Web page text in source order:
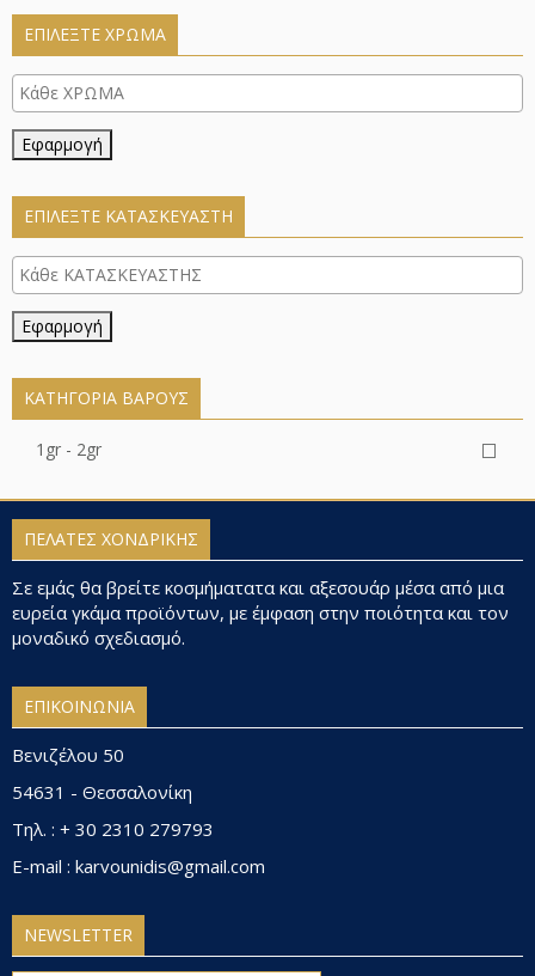
ΕΠΙΛΈΞΤΕ ΧΡΏΜΑ
Εφαρμογή
ΕΠΙΛΕΞΤΕ ΚΑΤΑΣΚΕΥΑΣΤΗ
Εφαρμογή
ΚΑΤΗΓΟΡΊΑ ΒΆΡΟΥΣ
1gr - 2gr
ΠΕΛΑΤΕΣ ΧΟΝΔΡΙΚΗΣ
Σε εμάς θα βρείτε κοσμήματατα και αξεσουάρ μέσα από μια
ευρεία γκάμα προϊόντων, με έμφαση στην ποιότητα και τον
μοναδικό σχεδιασμό.
ΕΠΙΚΟΙΝΩΝΙΑ
Βενιζέλου 50
54631 - Θεσσαλονίκη
Τηλ. : + 30 2310 279793
E-mail : karvounidis@gmail.com
NEWSLETTER